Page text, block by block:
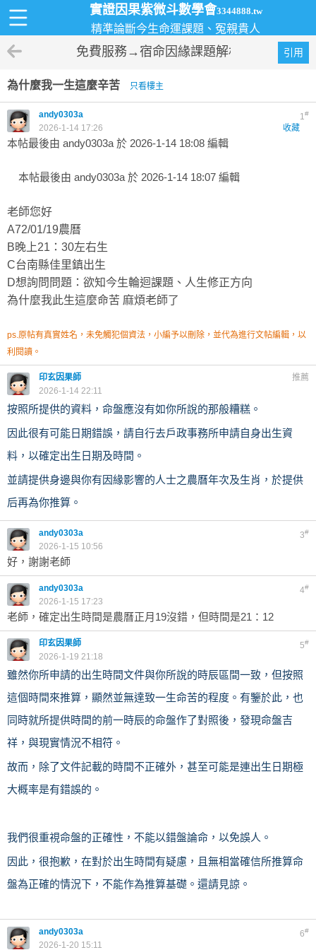
實證因果紫微斗數學會3344888.tw
精準論斷今生命運課題、冤親貴人
引用
免費服務→宿命因緣課題解析
為什麼我一生這麼辛苦 只看樓主
1#
andy0303a
收藏
2026-1-14 17:26
本帖最後由 andy0303a 於 2026-1-14 18:08 編輯
本帖最後由 andy0303a 於 2026-1-14 18:07 編輯
老師您好
A72/01/19農曆
B晚上21：30左右生
C台南縣佳里鎮出生
D想詢問問題：欲知今生輪迴課題、人生修正方向
為什麼我此生這麼命苦 麻煩老師了
ps.原帖有真實姓名，未免觸犯個資法，小編予以刪除，並代為進行文帖編輯，以
利閱讀。
推薦
印玄因果師
2026-1-14 22:11
按照所提供的資料，命盤應沒有如你所說的那般糟糕。
因此很有可能日期錯誤，請自行去戶政事務所申請自身出生資
料，以確定出生日期及時間。
並請提供身邊與你有因緣影響的人士之農曆年次及生肖，於提供
后再為你推算。
3#
andy0303a
2026-1-15 10:56
好，謝謝老師
4#
andy0303a
2026-1-15 17:23
老師，確定出生時間是農曆正月19沒錯，但時間是21：12
5#
印玄因果師
2026-1-19 21:18
雖然你所申請的出生時間文件與你所說的時辰區間一致，但按照
這個時間來推算，顯然並無達致一生命苦的程度。有鑒於此，也
同時就所提供時間的前一時辰的命盤作了對照後，發現命盤吉
祥，與現實情況不相符。
故而，除了文件記載的時間不正確外，甚至可能是連出生日期極
大概率是有錯誤的。
我們很重視命盤的正確性，不能以錯盤論命，以免誤人。
因此，很抱歉，在對於出生時間有疑慮，且無相當確信所推算命
盤為正確的情況下，不能作為推算基礎。還請見諒。
6#
andy0303a
2026-1-20 15:11